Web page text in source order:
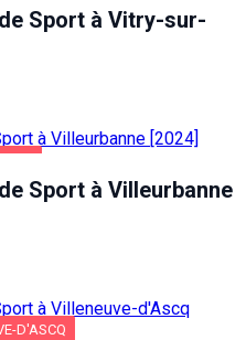
Sport à Vitry-sur-
Sport à Villeurbanne
D'ASCQ